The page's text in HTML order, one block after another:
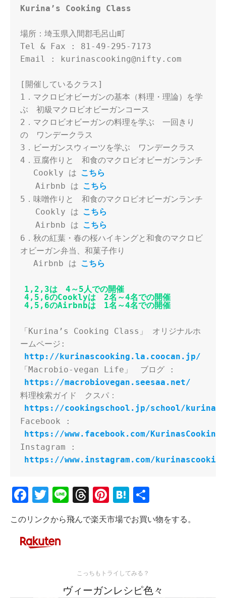
Kurina’s Cooking Class
場所：埼玉県入間郡毛呂山町
Tel & Fax : 81-49-295-7173
Email : kurinascooking@nifty.com
[開催しているクラス]
1．マクロビオビーガンの基本（料理・理論）を学
ぶ　初級マクロビオビーガンコース
2．マクロビオビーガンの料理を学ぶ　一回きり
の　ワンデークラス
3．ビーガンスウィーツを学ぶ　ワンデークラス
4．豆腐作りと　和食のマクロビオビーガンランチ
Cookly は こちら
   Airbnb は
こちら
5．味噌作りと　和食のマクロビオビーガンランチ
   Cookly は
こちら
   Airbnb は
こちら
6．秋の紅葉・春の桜ハイキングと和食のマクロビ
オビーガン弁当、和菓子作り
Airbnb は こちら
1,2,3は　4～5人での開催
4,5,6のCooklyは　2名～4名での開催
4,5,6のAirbnbは　1名～4名での開催
「Kurina’s Cooking Class」 オリジナルホ
ームページ:
http://kurinascooking.la.coocan.jp/
「Macrobio-vegan Life」　ブログ :
https://macrobiovegan.seesaa.net/
料理検索ガイド　クスパ：
https://cookingschool.jp/school/
Facebook :
https://www.facebook.com/
Instagram :
https://www.instagram.com/
Facebook
Twitter
LineThreads
Pinterest
Hatena
有
このリンクから飛んで楽天市場でお買い物をする。
こっちもトライしてみる？
ヴィーガンレシピ色々